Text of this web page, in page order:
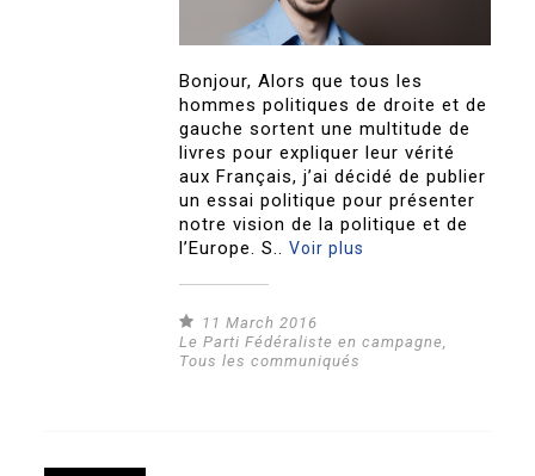
Bonjour, Alors que tous les
hommes politiques de droite et de
gauche sortent une multitude de
livres pour expliquer leur vérité
aux Français, j’ai décidé de publier
un essai politique pour présenter
notre vision de la politique et de
l’Europe. S..Voir plus
11 March 2016
Le Parti Fédéraliste en campagne,
Tous les communiqués